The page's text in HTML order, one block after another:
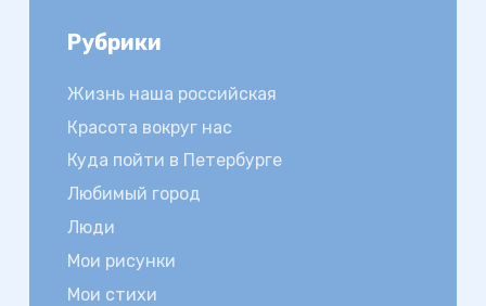
Рубрики
Жизнь наша российская
Красота вокруг нас
Куда пойти в Петербурге
Любимый город
Люди
Мои рисунки
Мои стихи